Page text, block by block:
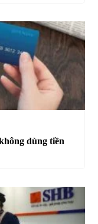
dùng tiền